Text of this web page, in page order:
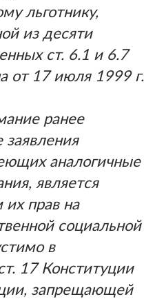
льготнику,
из десяти
ст. 6.1 и 6.7
от 17 июля 1999 г.
ранее
заявления
аналогичные
является
прав на
социальной
в
17 Конституции
запрещающей